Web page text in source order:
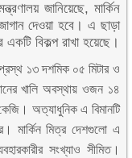
জানিয়েছে, মার্কিন
দেওয়া হবে। এ ছাড়া
বিকল্প রাখা হয়েছে।
১৩ দশমিক ০৫ মিটার ও
খালি অবস্থায় ওজন ১৪
অত্যাধুনিক এ বিমানটি
মার্কিন মিত্র দেশগুলো এ
সংখ্যাও সীমিত।